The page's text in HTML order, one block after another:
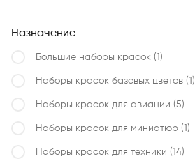
Назначение
Большие наборы красок (1)
Наборы красок базовых цветов (1)
Наборы красок для авиации (5)
Наборы красок для миниатюр (1)
Наборы красок для техники (14)